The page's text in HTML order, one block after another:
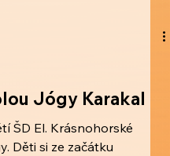
Jógy Karakal